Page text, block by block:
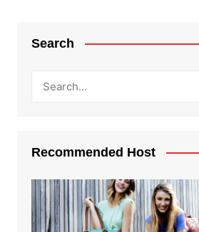
Search
Recommended Host